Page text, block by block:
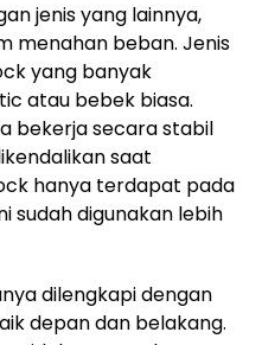
jenis yang lainnya,
menahan beban. Jenis
yang banyak
atau bebek biasa.
bekerja secara stabil
saat
hanya terdapat pada
sudah digunakan lebih
dilengkapi dengan
depan dan belakang.